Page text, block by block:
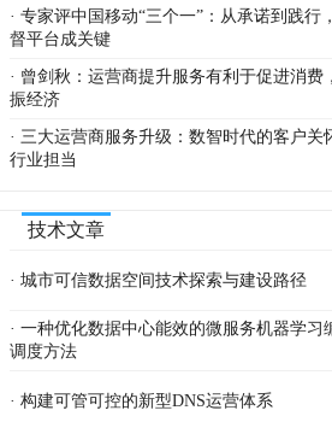
· 专家评中国移动“三个一”：从承诺到践行
督平台成关键
· 曾剑秋：运营商提升服务有利于促进消费
振经济
· 三大运营商服务升级：数智时代的客户关
行业担当
技术文章
· 城市可信数据空间技术探索与建设路径
· 一种优化数据中心能效的微服务机器学习
调度方法
· 构建可管可控的新型DNS运营体系